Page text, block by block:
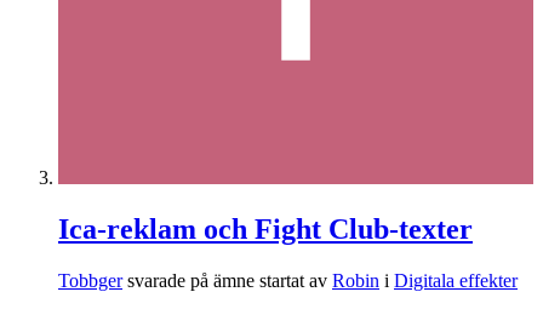
Ica-reklam och Fight Club-texter
Tobbgersvarade på ämne startat av Robin i Digitala effekter